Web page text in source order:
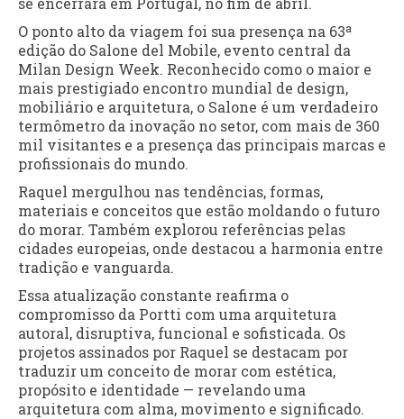
O ponto alto da viagem foi sua presença na 63ª
edição do Salone del Mobile, evento central da
Milan Design Week. Reconhecido como o maior e
mais prestigiado encontro mundial de design,
mobiliário e arquitetura, o Salone é um verdadeiro
termômetro da inovação no setor, com mais de 360
mil visitantes e a presença das principais marcas e
profissionais do mundo.
Raquel mergulhou nas tendências, formas,
materiais e conceitos que estão moldando o futuro
do morar. Também explorou referências pelas
cidades europeias, onde destacou a harmonia entre
tradição e vanguarda.
Essa atualização constante reafirma o
compromisso da Portti com uma arquitetura
autoral, disruptiva, funcional e sofisticada. Os
projetos assinados por Raquel se destacam por
traduzir um conceito de morar com estética,
propósito e identidade — revelando uma
arquitetura com alma, movimento e significado.